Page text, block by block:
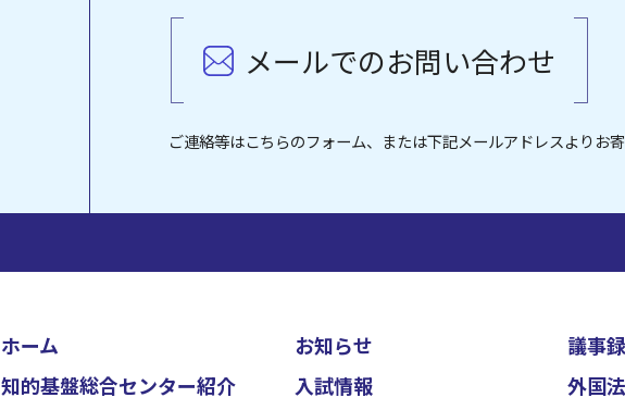
メールでのお問い合わせ
ご連絡等はこちらのフォーム、または下記メールアドレスよりお寄
ホーム
知的基盤総合センター紹介
お知らせ
入試情報
議事
外国